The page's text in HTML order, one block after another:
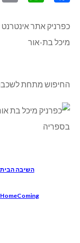
כפרניק אתר אינטרנט
מיכל בת-אור
החיפוש מתחת
השיבה
HomeComing